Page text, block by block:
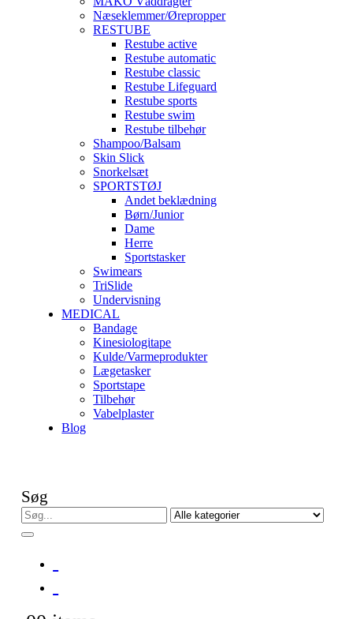
Næseklemmer/Ørepropper
RESTUBE
Restube active
Restube automatic
Restube classic
Restube Lifeguard
Restube sports
Restube swim
Restube tilbehør
Shampoo/Balsam
Skin Slick
Snorkelsæt
SPORTSTØJ
Andet beklædning
Børn/Junior
Dame
Herre
Sportstasker
Swimears
TriSlide
Undervisning
MEDICAL
Bandage
Kinesiologitape
Kulde/Varmeprodukter
Lægetasker
Sportstape
Tilbehør
Vabelplaster
Blog
Søg